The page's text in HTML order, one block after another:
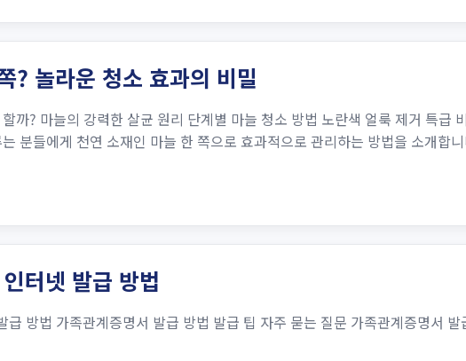
? 놀라운 청소 효과의 비밀
까? 마늘의 강력한 살균 원리 단계별 마늘 청소 방법 노란색 얼룩 제거 특급
분들에게 천연 소재인 마늘 한 쪽으로 효과적으로 관리하는 방법을 소개합
터넷 발급 방법
급 방법 가족관계증명서 발급 방법 발급 팁 자주 묻는 질문 가족관계증명서 발